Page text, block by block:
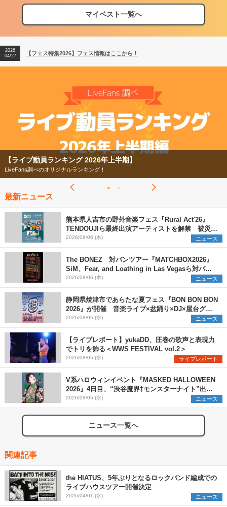
マイベスト一覧へ
【フェス特集2026】フェス情報はここから！
【ライブ動員ランキング】2026年上半期編発表！
2026
04/27
【フェス特集2026】フェス情報はここから！
2026
【ライブ動員ランキング 2026年上半期】
LiveFans調べのオリジナルランキング！
最新ニュース
熊本県人吉市の野外音楽フェス『Rural Act'26』
TENDOUJIら最終出演アーティストを解禁 被災地
支援プロジェクトの始動も発表
2026/08/06 (木) ニュース
The BONEZ 対バンツアー『MATCHBOX2026』
SiM、Fear, and Loathing in Las Vegasら対バン
アーティストを一斉解禁
2026/08/06 (木) ニュース
静岡県焼津市であらたな夏フェス『BON BON BON
2026』が開催 音楽ライブ×盆踊り×DJ×屋台グル
メ×ランタンナイトで彩る2日間
2026/08/05 (水) ニュース
【ライブレポート】yukaDD、圧巻の歌声と表現力
でトリを飾る＜WWS FESTIVAL vol.2＞
2026/08/05 (水) ライブレポート
V系ハロウィンイベント『MASKED HALLOWEEN
2026』4日目、“渋谷魔界†モンスターナイト”出演6
組を発表
2026/08/05 (水) ニュース
ニュース一覧へ
関連記事
the HIATUS、5年ぶりとなるロックバンド編成での
ライブハウスツアー開催決定
2026/04/01 (水) ニュース